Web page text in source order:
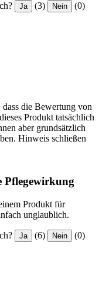
Ja (3) Nein (0)
die Bewertung von
Produkt tatsächlich
aber grundsätzlich
Hinweis schließen
Pflegewirkung
Produkt für
unglaublich.
Ja (6) Nein (0)